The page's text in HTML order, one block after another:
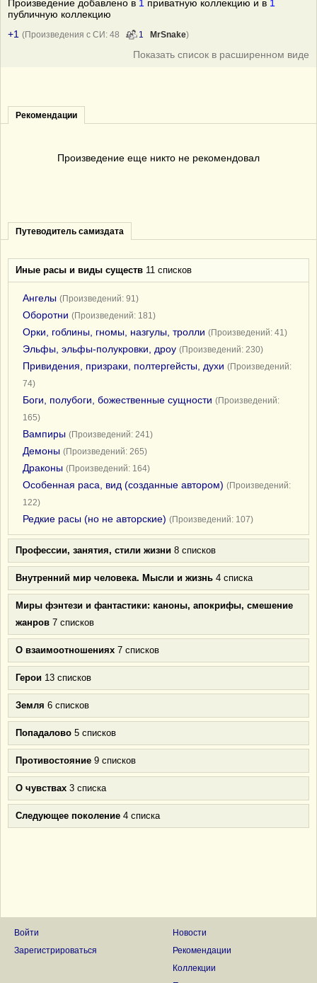
Произведение добавлено в 1 приватную коллекцию и в 1
публичную коллекцию
+1 (Произведения с СИ: 48 1 MrSnake)
Показать список в расширенном виде
Рекомендации
Произведение еще никто не рекомендовал
Путеводитель самиздата
Иные расы и виды существ 11 списков
Ангелы (Произведений: 91)
Оборотни (Произведений: 181)
Орки, гоблины, гномы, назгулы, тролли (Произведений: 41)
Эльфы, эльфы-полукровки, дроу (Произведений: 230)
Привидения, призраки, полтергейсты, духи (Произведений:
74)
Боги, полубоги, божественные сущности (Произведений:
165)
Вампиры (Произведений: 241)
Демоны (Произведений: 265)
Драконы (Произведений: 164)
Особенная раса, вид (созданные автором) (Произведений:
122)
Редкие расы (но не авторские) (Произведений: 107)
Профессии, занятия, стили жизни 8 списков
Внутренний мир человека. Мысли и жизнь 4 списка
Миры фэнтези и фантастики: каноны, апокрифы, смешение
жанров 7 списков
О взаимоотношениях 7 списков
Герои 13 списков
Земля 6 списков
Попадалово 5 списков
Противостояние 9 списков
О чувствах 3 списка
Следующее поколение 4 списка
Войти
Зарегистрироваться
Новости
Рекомендации
Коллекции